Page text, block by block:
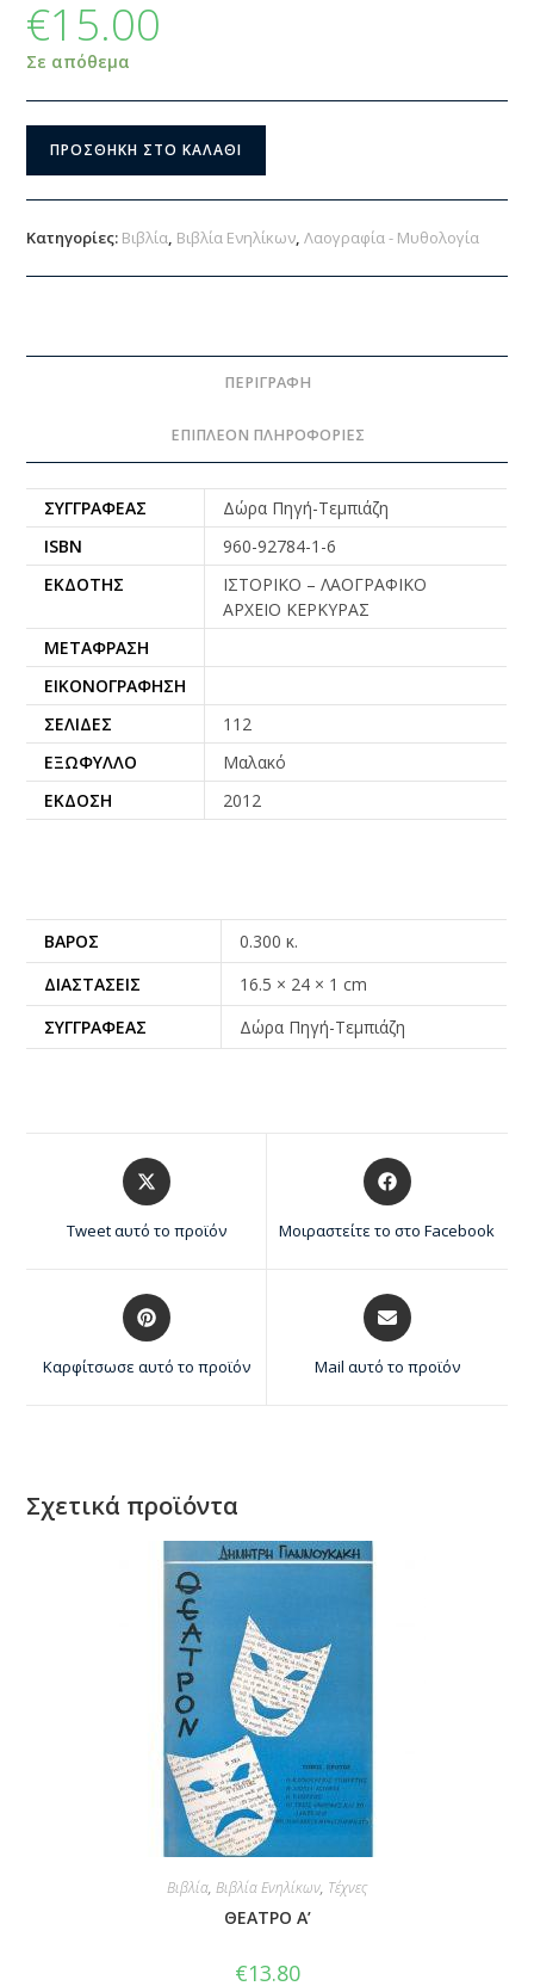
€15.00
Σε απόθεμα
ΠΡΟΣΘΉΚΗ ΣΤΟ ΚΑΛΆΘΙ
Κατηγορίες: Βιβλία, Βιβλία Ενηλίκων,Λαογραφία - Μυθολογία
ΠΕΡΙΓΡΑΦΉ
ΕΠΙΠΛΈΟΝ ΠΛΗΡΟΦΟΡΊΕΣ
ΣΥΓΓΡΑΦΈΑΣ
Δώρα Πηγή-Τεμπιάζη
ISBN
960-92784-1-6
ΕΚΔΌΤΗΣ
ΙΣΤΟΡΙΚΟ – ΛΑΟΓΡΑΦΙΚΟ
ΑΡΧΕΙΟ ΚΕΡΚΥΡΑΣ
ΜΕΤΆΦΡΑΣΗ
ΕΙΚΟΝΟΓΡΆΦΗΣΗ
ΣΕΛΊΔΕΣ
112
ΕΞΏΦΥΛΛΟ
Μαλακό
ΈΚΔΟΣΗ
2012
ΒΆΡΟΣ
0.300 κ.
ΔΙΑΣΤΆΣΕΙΣ
16.5 × 24 × 1 cm
ΣΥΓΓΡΑΦΈΑΣ
Δώρα Πηγή-Τεμπιάζη
Tweet αυτό το προϊόν Μοιραστείτε το στο Facebook
Καρφίτσωσε αυτό το προϊόν Mail αυτό το προϊόν
Σχετικά προϊόντα
Βιβλία, Βιβλία Ενηλίκων, Τέχνες
ΘΕΑΤΡΟ Α’
€13.80